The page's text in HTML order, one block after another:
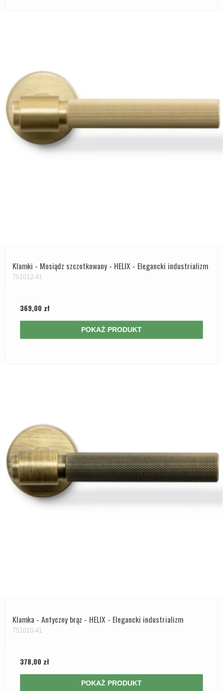
Klamki - Mosiądz szczotkowany - HELIX - Elegancki industrializm
751012-41
369,00 zł
POKAŻ PRODUKT
Klamka - Antyczny brąz - HELIX - Elegancki industrializm
751010-41
378,00 zł
POKAŻ PRODUKT